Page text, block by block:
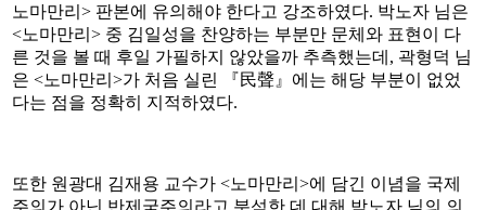
노마만리> 판본에 유의해야 한다고 강조하였다. 박노자 님은
<노마만리> 중 김일성을 찬양하는 부분만 문체와 표현이 다
른 것을 볼 때 후일 가필하지 않았을까 추측했는데, 곽형덕 님
은 <노마만리>가 처음 실린 『民聲』에는 해당 부분이 없었
다는 점을 정확히 지적하였다.
또한 원광대 김재용 교수가 <노마만리>에 담긴 이념을 국제
주의가 아닌 반제국주의라고 분석한 데 대해 박노자 님의 의